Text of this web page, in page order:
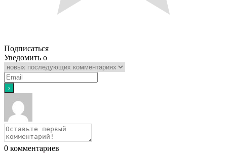
Подписаться
Уведомить о
0 комментариев